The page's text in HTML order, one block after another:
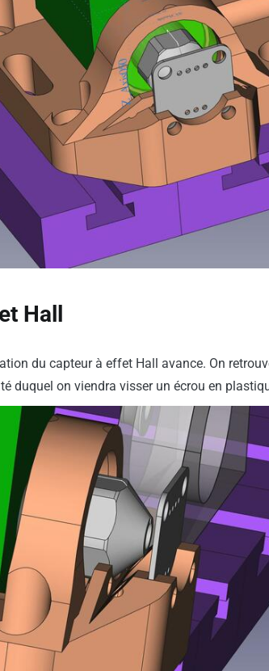
Hall
du capteur à effet Hall avance. On
duquel on viendra visser un écrou en